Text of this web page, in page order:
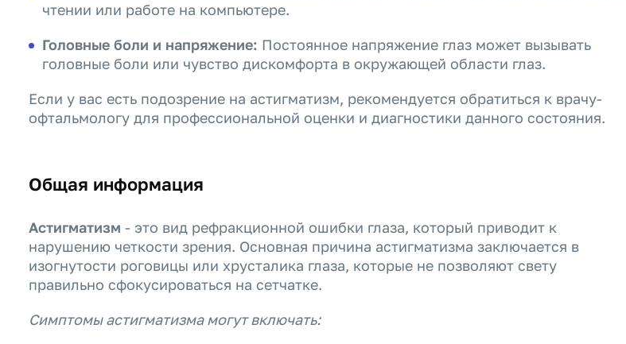
чтении или работе на компьютере.
Головные боли и напряжение: Постоянное напряжение глаз может вызывать
головные боли или чувство дискомфорта в окружающей области глаз.
Если у вас есть подозрение на астигматизм, рекомендуется обратиться к врачу-
офтальмологу для профессиональной оценки и диагностики данного состояния.
Общая информация
Астигматизм - это вид рефракционной ошибки глаза, который приводит к
нарушению четкости зрения. Основная причина астигматизма заключается в
изогнутости роговицы или хрусталика глаза, которые не позволяют свету
правильно сфокусироваться на сетчатке.
Симптомы астигматизма могут включать: